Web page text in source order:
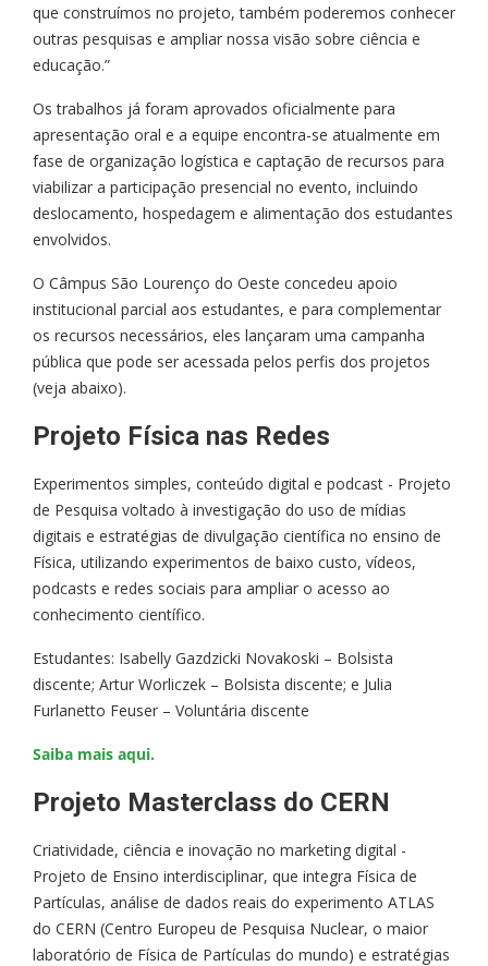
que construímos no projeto, também poderemos conhecer
outras pesquisas e ampliar nossa visão sobre ciência e
educação.”
Os trabalhos já foram aprovados oficialmente para
apresentação oral e a equipe encontra-se atualmente em
fase de organização logística e captação de recursos para
viabilizar a participação presencial no evento, incluindo
deslocamento, hospedagem e alimentação dos estudantes
envolvidos.
O Câmpus São Lourenço do Oeste concedeu apoio
institucional parcial aos estudantes, e para complementar
os recursos necessários, eles lançaram uma campanha
pública que pode ser acessada pelos perfis dos projetos
(veja abaixo).
Projeto Física nas Redes
Experimentos simples, conteúdo digital e podcast - Projeto
de Pesquisa voltado à investigação do uso de mídias
digitais e estratégias de divulgação científica no ensino de
Física, utilizando experimentos de baixo custo, vídeos,
podcasts e redes sociais para ampliar o acesso ao
conhecimento científico.
Estudantes: Isabelly Gazdzicki Novakoski – Bolsista
discente; Artur Worliczek – Bolsista discente; e Julia
Furlanetto Feuser – Voluntária discente
Saiba mais aqui.
Projeto Masterclass do CERN
Criatividade, ciência e inovação no marketing digital -
Projeto de Ensino interdisciplinar, que integra Física de
Partículas, análise de dados reais do experimento ATLAS
do CERN (Centro Europeu de Pesquisa Nuclear, o maior
laboratório de Física de Partículas do mundo) e estratégias